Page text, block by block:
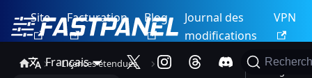
Site Facturation Blog
Journal des
modifications
VPN
Français
Licences étendues
Configur